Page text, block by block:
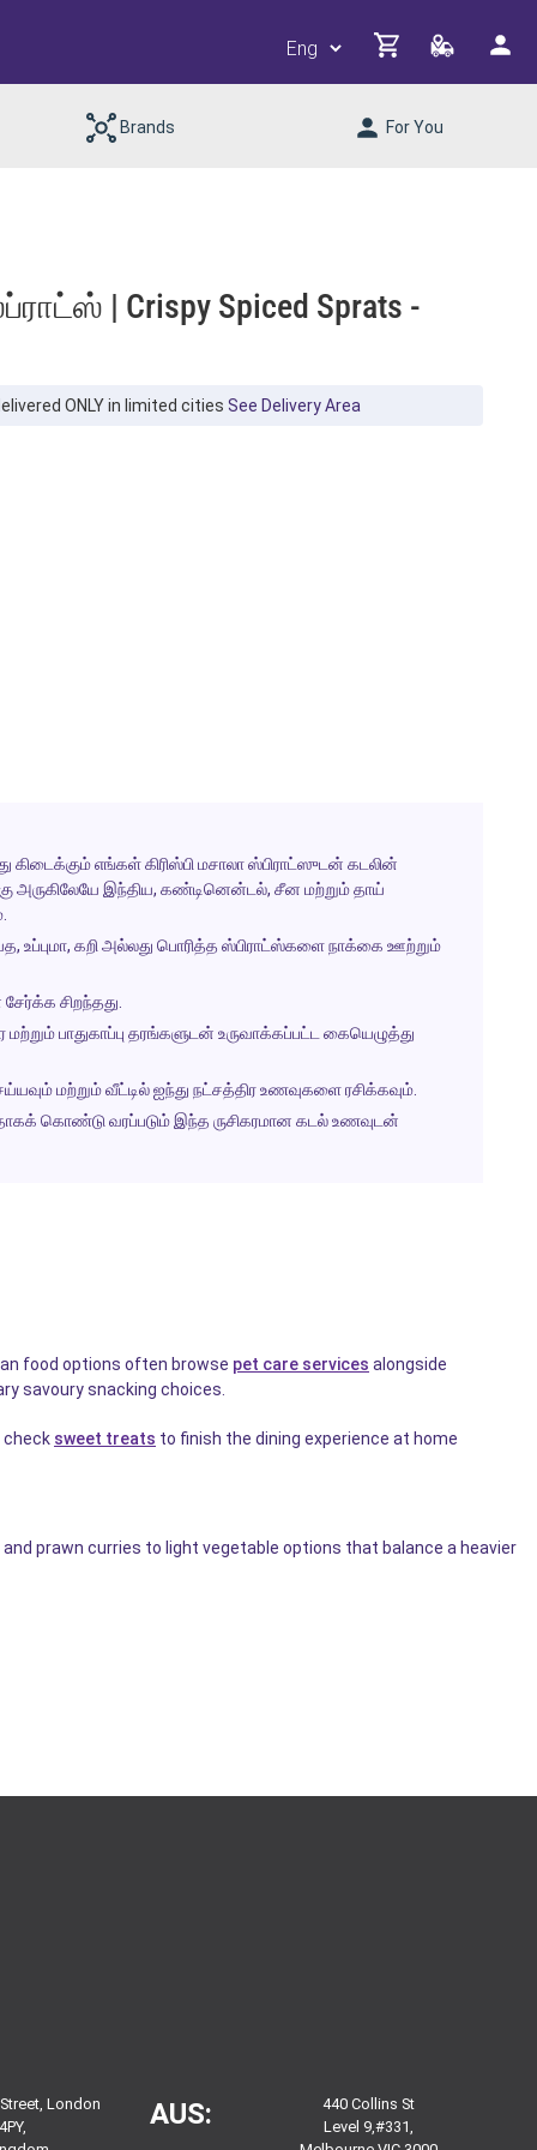
Brands For You
| Crispy Spiced Sprats -
ONLY in limited cities See Delivery Area
எங்கள் கிரிஸ்பி மசாலா ஸ்பிராட்ஸுடன் கடலின்
அருகிலேயே இந்திய, கண்டினென்டல், சீன மற்றும் தாய்
உப்புமா, கறி அல்லது பொரித்த ஸ்பிராட்ஸ்களை நாக்கை ஊற்றும்
சிறந்தது.
பாதுகாப்பு தரங்களுடன் உருவாக்கப்பட்ட கையெழுத்து
மற்றும் வீட்டில் ஐந்து நட்சத்திர உணவுகளை ரசிக்கவும்.
கொண்டு வரப்படும் இந்த ருசிகரமான கடல் உணவுடன்
food options often browse pet care services alongside
savoury snacking choices.
check sweet treats to finish the dining experience at home
prawn curries to light vegetable options that balance a heavier
London
AUS:
440 Collins St
Level 9,#331,